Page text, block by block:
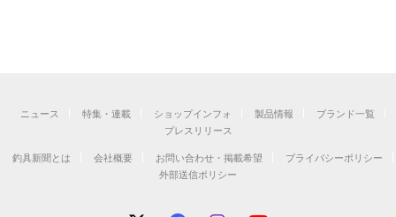
ニュース 特集・連載 ショップインフォ 製品情報
ブランド一覧
プレスリリース
釣具新聞とは
会社概要 お問い合わせ・掲載希望
プライバシーポリシー
外部送信ポリシー